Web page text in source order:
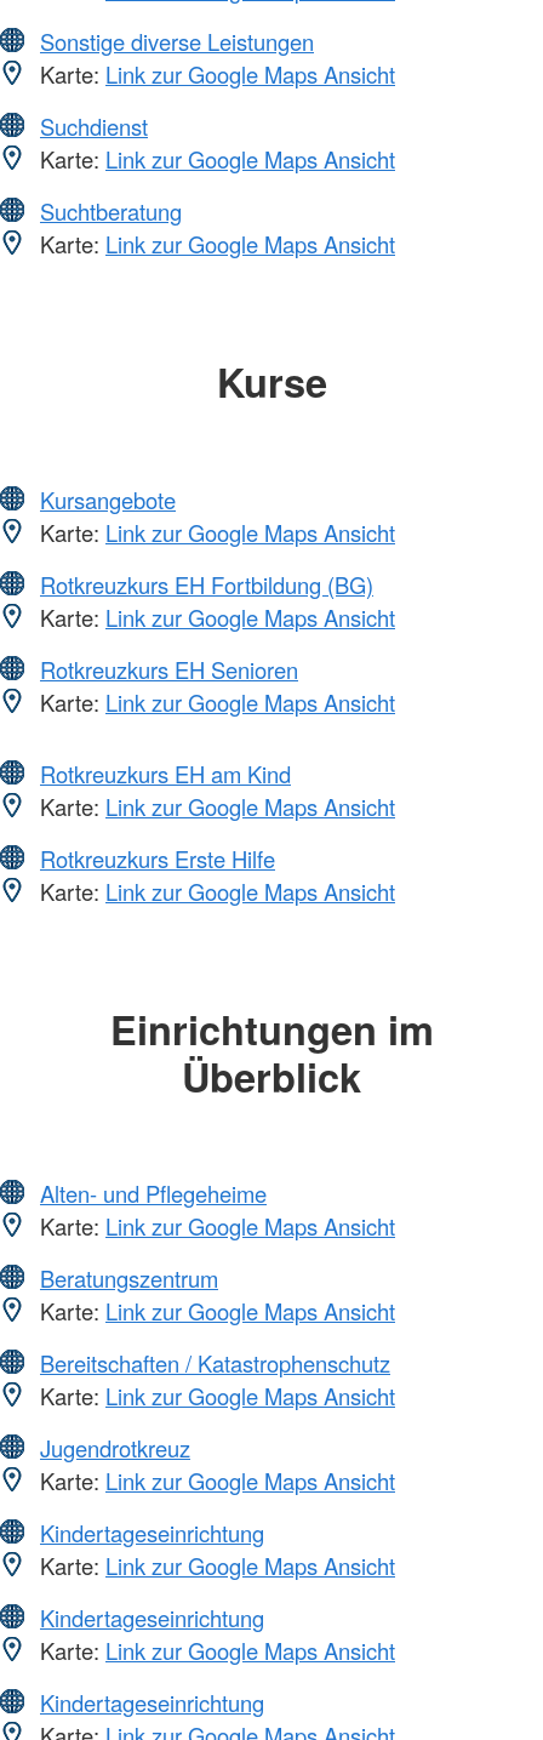
Sonstige diverse Leistungen
Karte: Link zur Google Maps Ansicht
Suchdienst
Karte: Link zur Google Maps Ansicht
Suchtberatung
Karte: Link zur Google Maps Ansicht
Kurse
Kursangebote
Karte: Link zur Google Maps Ansicht
Rotkreuzkurs EH Fortbildung (BG)
Karte: Link zur Google Maps Ansicht
Rotkreuzkurs EH Senioren
Karte: Link zur Google Maps Ansicht
Rotkreuzkurs EH am Kind
Karte: Link zur Google Maps Ansicht
Rotkreuzkurs Erste Hilfe
Karte: Link zur Google Maps Ansicht
Einrichtungen im
Überblick
Alten- und Pflegeheime
Karte: Link zur Google Maps Ansicht
Beratungszentrum
Karte: Link zur Google Maps Ansicht
Bereitschaften / Katastrophenschutz
Karte: Link zur Google Maps Ansicht
Jugendrotkreuz
Karte: Link zur Google Maps Ansicht
Kindertageseinrichtung
Karte: Link zur Google Maps Ansicht
Kindertageseinrichtung
Karte: Link zur Google Maps Ansicht
Kindertageseinrichtung